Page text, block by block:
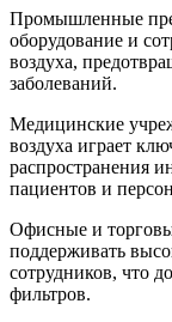
Промышленные
оборудование и
воздуха,
заболеваний.
Медицинские
воздуха играет
распространения
пациентов и
Офисные и
поддерживать
сотрудников, что
фильтров.